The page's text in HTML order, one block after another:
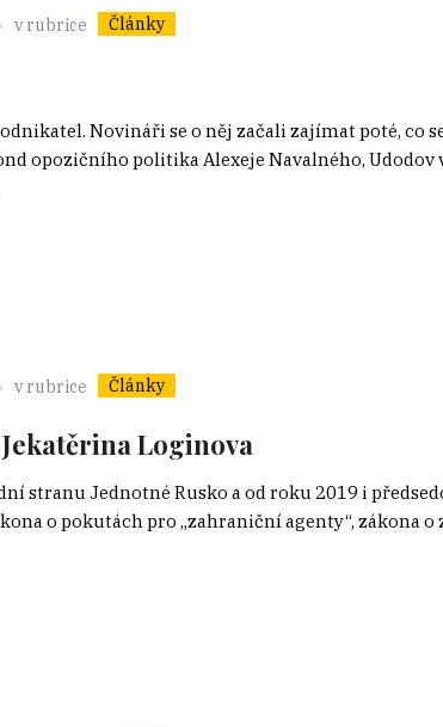
v rubrice Články
Novináři se o něj začali zajímat poté,
opozičního politika Alexeje Navalného,
v rubrice Články
Loginova
stranu Jednotné Rusko a od roku 2019 i
o pokutách pro „zahraniční agenty“,